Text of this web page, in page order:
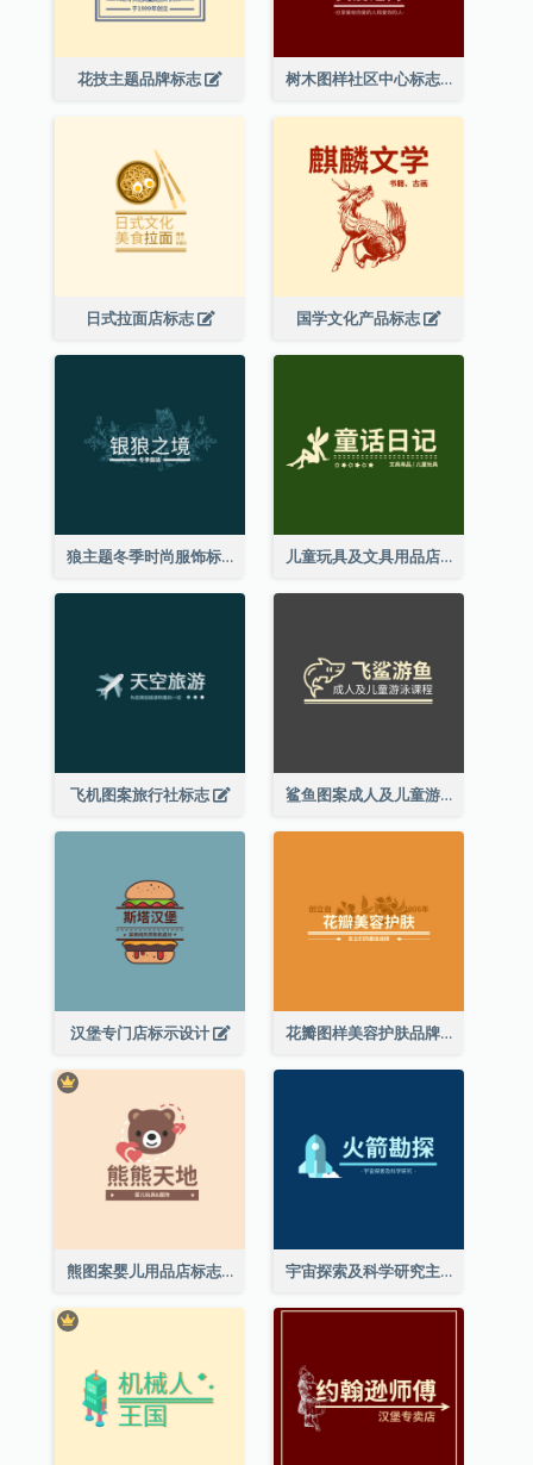
花技主题品牌标志 树木图样社区中心标志
日式拉面店标志 国学文化产品标志
狼主题冬季时尚服饰标志 儿童玩具及文具用品店精灵主题标志设计
飞机图案旅行社标志 鲨鱼图案成人及儿童游泳课程标志设计
汉堡专门店标示设计 花瓣图样美容护肤品牌标志
熊图案婴儿用品店标志 宇宙探索及科学研究主题标志设计